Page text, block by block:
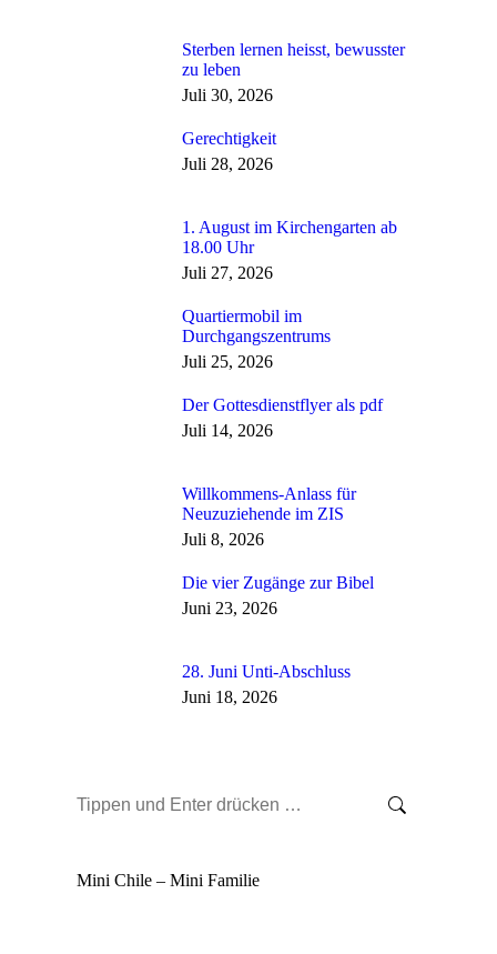
Sterben lernen heisst, bewusster
zu leben
Juli 30, 2026
Gerechtigkeit
Juli 28, 2026
1. August im Kirchengarten ab
18.00 Uhr
Juli 27, 2026
Quartiermobil im
Durchgangszentrums
Juli 25, 2026
Der Gottesdienstflyer als pdf
Juli 14, 2026
Willkommens-Anlass für
Neuzuziehende im ZIS
Juli 8, 2026
Die vier Zugänge zur Bibel
Juni 23, 2026
28. Juni Unti-Abschluss
Juni 18, 2026
Search:
Mini Chile – Mini Familie